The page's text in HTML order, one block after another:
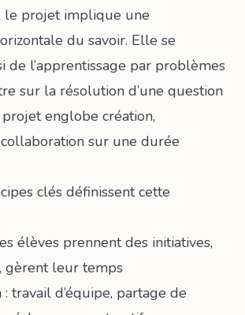
le projet implique une
du savoir. Elle se
de l’apprentissage par problèmes
sur la résolution d’une question
englobe création,
sur une durée
clés définissent cette
élèves prennent des initiatives,
gèrent leur temps
: travail d’équipe, partage de